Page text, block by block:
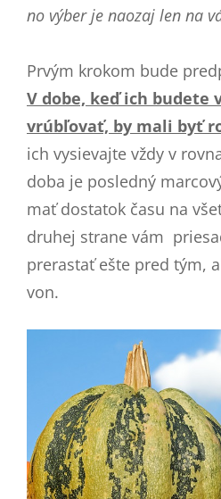
no výber je naozaj len na
Prvým krokom bude
V dobe, keď ich budete
vrúbľovať, by mali byť
ich vysievajte vždy v
doba je posledný
mať dostatok času na
druhej strane vám
prerastať ešte pred tým,
von.